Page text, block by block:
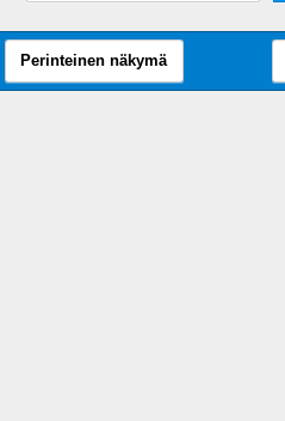
Perinteinen näkymä